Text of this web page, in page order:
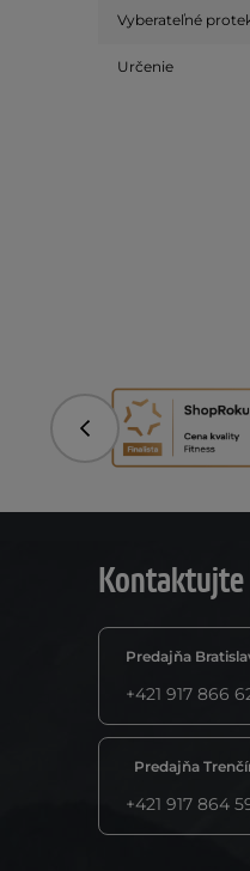
Vyberateľné
Určenie
Predchádzajúci
Kontaktujte
Predajňa
+421 917 866
Predajňa
+421 917 864